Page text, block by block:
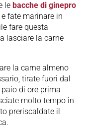
le bacche di ginepro
fate marinare in
fare questa
lasciare la carne
la carne almeno
tirate fuori dal
di ore prima
molto tempo in
preriscaldate il